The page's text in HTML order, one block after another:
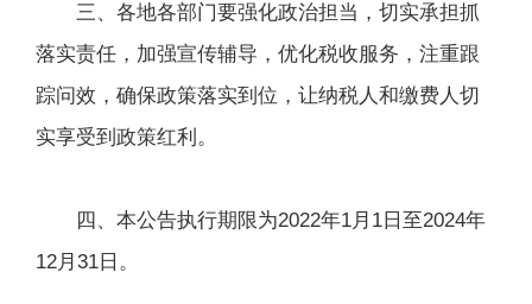
三、各地各部门要强化政治担当，切实承担抓
落实责任，加强宣传辅导，优化税收服务，注重跟
踪问效，确保政策落实到位，让纳税人和缴费人切
实享受到政策红利。
四、本公告执行期限为2022年1月1日至2024年
12月31日。